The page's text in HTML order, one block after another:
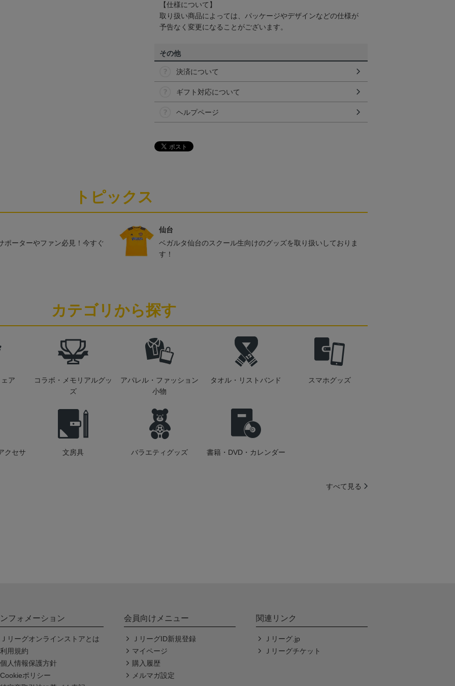
【仕様について】
取り扱い商品によっては、パッケージやデザインなどの仕様が
予告なく変更になることがございます。
その他
決済について
ギフト対応について
ヘルプページ
トピックス
ポーターやファン必見！今すぐ
仙台
ベガルタ仙台のスクール生向けのグッズを取り扱いしておりま
す！
カテゴリから探す
ア
コラボ・メモリアルグッ
ズ
アパレル・ファッション
小物
タオル・リストバンド スマホグッズ
クセサ 文房具 バラエティグッズ 書籍・DVD・カレンダー
すべて見る
フォメーション
Ｊリーグオンラインストアとは
利用規約
個人情報保護方針
Cookieポリシー
会員向けメニュー
ＪリーグID新規登録
マイページ
購入履歴
メルマガ設定
関連リンク
Ｊリーグ.jp
Ｊリーグチケット